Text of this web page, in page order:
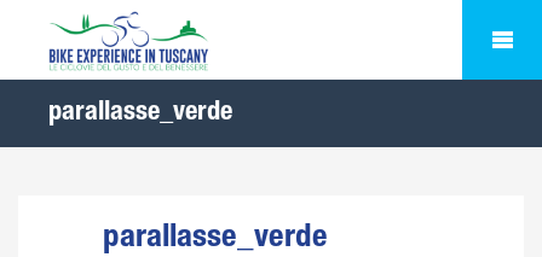
parallasse_verde
parallasse_verde